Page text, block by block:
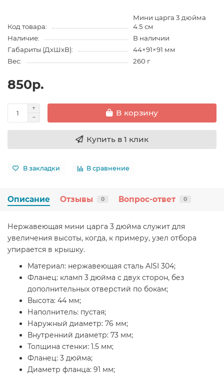
Код товара:
Мини царга 3 дюйма
4.5 см
Наличие:
В наличии
Габариты (ДхШхВ):
44×91×91 мм
Вес:
260 г
850р.
В корзину
Купить в 1 клик
В закладки В сравнение
Описание Отзывы 0 Вопрос-ответ 0
Нержавеющая мини царга 3 дюйма служит для
увеличения высоты, когда, к примеру, узел отбора
упирается в крышку.
Материал: нержавеющая сталь AISI 304;
Фланец: кламп 3 дюйма с двух сторон, без
дополнительных отверстий по бокам;
Высота: 44 мм;
Наполнитель: пустая;
Наружный диаметр: 76 мм;
Внутренний диаметр: 73 мм;
Толщина стенки: 1.5 мм;
Фланец: 3 дюйма;
Диаметр фланца: 91 мм;